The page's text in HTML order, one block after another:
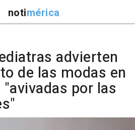
notimérica
advierten
de las modas en
por las